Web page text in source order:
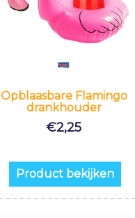
Opblaasbare Flamingo
drankhouder
€2,25
Product bekijken